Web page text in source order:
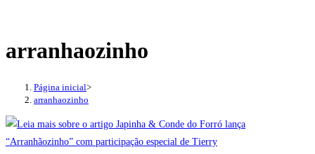
arranhaozinho
Página inicial>
arranhaozinho